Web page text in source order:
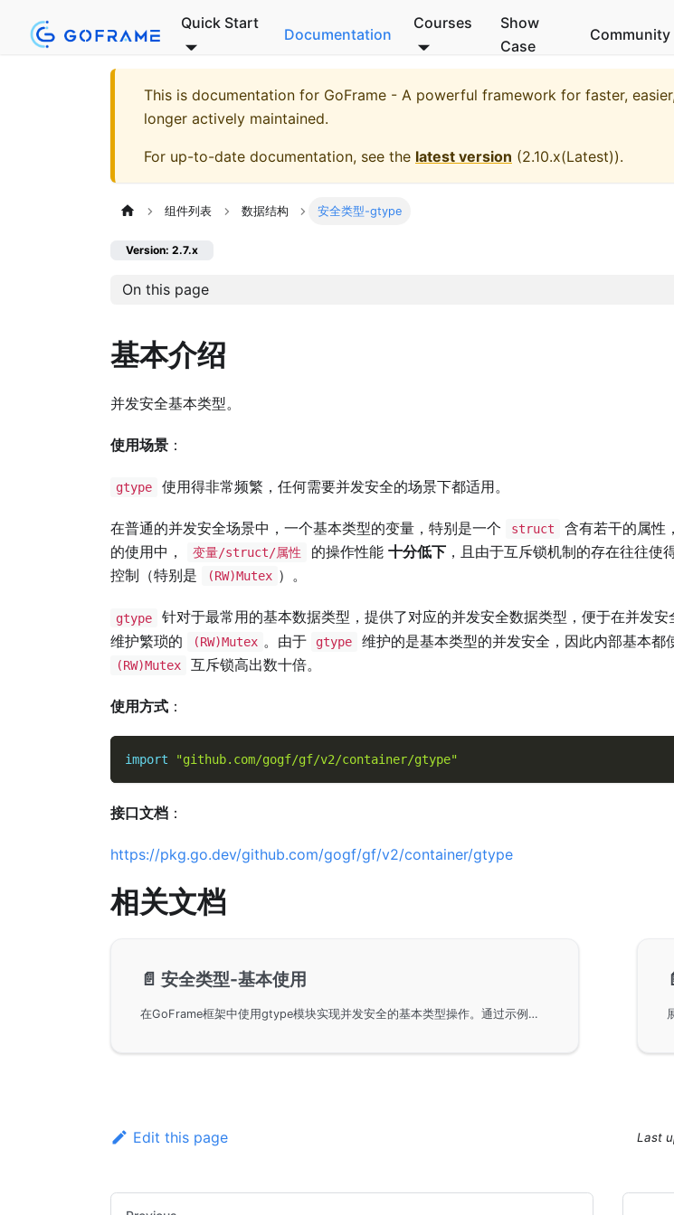
Quick Start
Documentation
Courses
Show
Case
Community
This is documentation for GoFrame - A powerful framework for faster,
longer actively maintained.
For up-to-date documentation, see the latest version (2.10.x(Latest)).
组件列表 数据结构 安全类型-gtype
Version: 2.7.x
On this page
基本介绍
并发安全基本类型。
使用场景 ：
gtype 使用得非常频繁，任何需要并发安全的场景下都适用。
在普通的并发安全场景中，一个基本类型的变量，特别是一个 struct
含有若干的属性
的使用中，
变量/struct/属性 的操作性能 十分低下，且由于互斥锁机制的存在往往使
控制（特别是
(RW)Mutex ）。
gtype 针对于最常用的基本数据类型，提供了对应的并发安全数据类型，便于在并发
维护繁琐的
(RW)Mutex 。由于 gtype 维护的是基本类型的并发安全，因此内部基本都
(RW)Mutex 互斥锁高出数十倍。
使用方式 ：
import "github.com/gogf/gf/v2/container/gtype"
接口文档 ：
https://pkg.go.dev/github.com/gogf/gf/v2/container/gtype
相关文档
📄️ 安全类型-基本使用
在GoFrame框架中使用gtype模块实现并发安全的基本类型操作。通过示例代码展示了如何创建和操作线程安全的基本类型，如整数类型的增减操作，以及gtype容器类型的JSON序列化和反序列化功能，帮助开发者便捷地管理数据。
Edit this page Last